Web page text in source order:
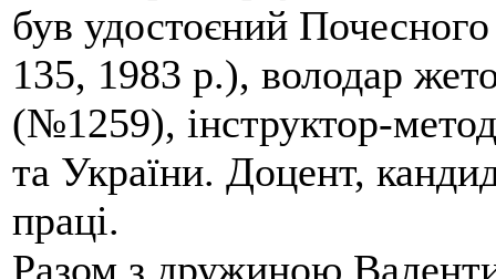
був удостоєний
135, 1983 р.), володар
(№1259), інструктор-
та України. Доцент,
праці.
Разом з дружиною